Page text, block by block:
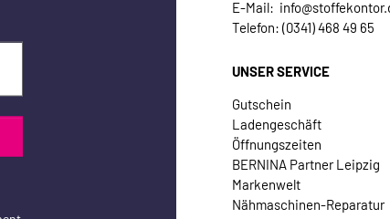
E-Mail:
Telefon: (0341) 468 49 65
UNSER SERVICE
Gutschein
Ladengeschäft
Öffnungszeiten
BERNINA Partner Leipzig
Markenwelt
Nähmaschinen-Reparatur